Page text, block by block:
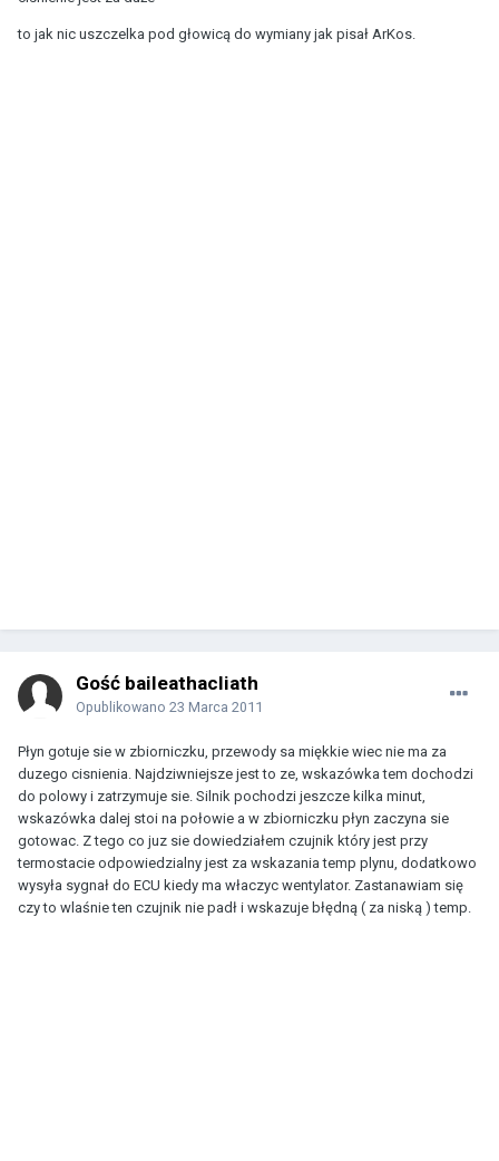
to jak nic uszczelka pod głowicą do wymiany jak pisał ArKos.
Gość baileathacliath
Opublikowano 23 Marca 2011
Płyn gotuje sie w zbiorniczku, przewody sa miękkie wiec nie ma za
duzego cisnienia. Najdziwniejsze jest to ze, wskazówka tem dochodzi
do polowy i zatrzymuje sie. Silnik pochodzi jeszcze kilka minut,
wskazówka dalej stoi na połowie a w zbiorniczku płyn zaczyna sie
gotowac. Z tego co juz sie dowiedziałem czujnik który jest przy
termostacie odpowiedzialny jest za wskazania temp plynu, dodatkowo
wysyła sygnał do ECU kiedy ma właczyc wentylator. Zastanawiam się
czy to wlaśnie ten czujnik nie padł i wskazuje błędną ( za niską ) temp.